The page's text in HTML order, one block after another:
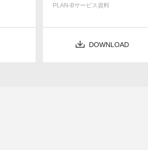
PLAN-Bサービス資料
DOWNLOAD